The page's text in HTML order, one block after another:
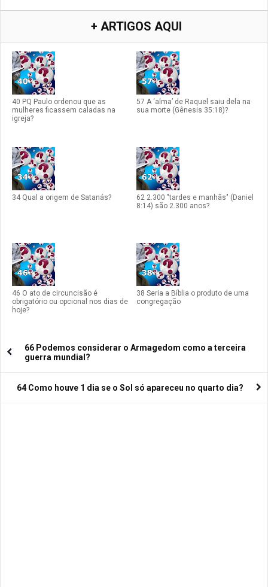
+ ARTIGOS AQUI
40 PQ Paulo ordenou que as
mulheres ficassem caladas na
igreja?
57 A ‘alma’ de Raquel saiu dela na
sua morte (Gênesis 35:18)?
34 Qual a origem de Satanás?
62 2.300 "tardes e manhãs" (Daniel
8:14) são 2.300 anos?
46 O ato de circuncisão é
obrigatório ou opcional nos dias de
hoje?
38 Seria a Bíblia o produto de uma
congregação
66 Podemos considerar o Armagedom como a terceira
guerra mundial?
64 Como houve 1 dia se o Sol só apareceu no quarto dia?